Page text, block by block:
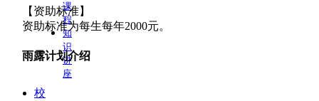
课
程
知
识
讲
座
校
【资助标准】
资助标准为每生每年2000元。
雨露计划介绍